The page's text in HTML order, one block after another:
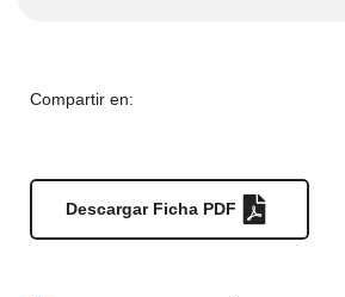
Compartir en:
Descargar Ficha PDF